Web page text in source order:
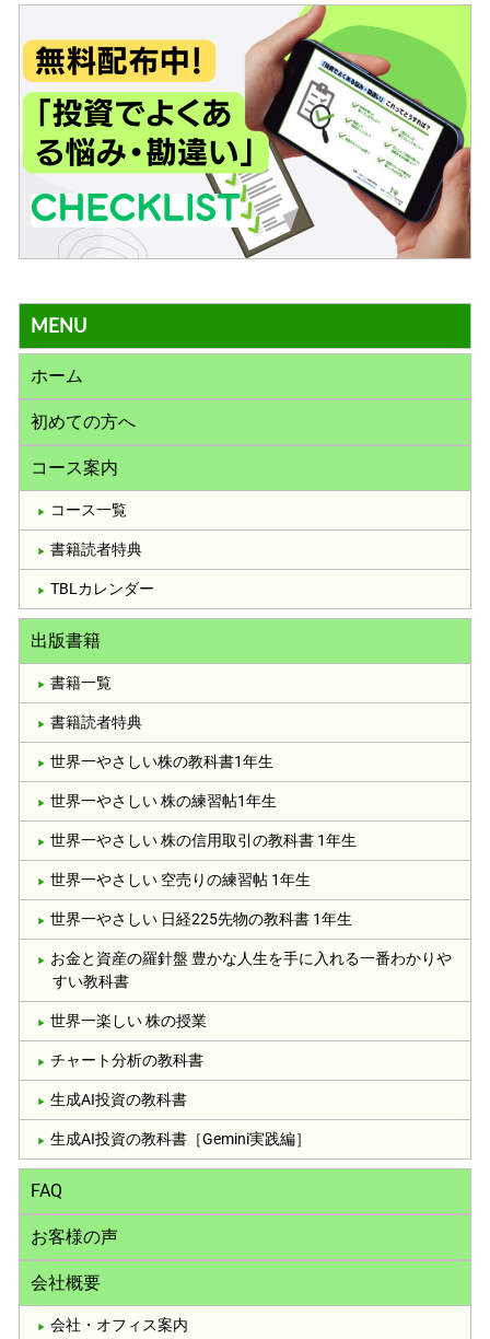
MENU
ホーム
初めての方へ
コース案内
コース一覧
書籍読者特典
TBLカレンダー
出版書籍
書籍一覧
書籍読者特典
世界一やさしい株の教科書1年生
世界一やさしい 株の練習帖1年生
世界一やさしい 株の信用取引の教科書 1年生
世界一やさしい 空売りの練習帖 1年生
世界一やさしい 日経225先物の教科書 1年生
お金と資産の羅針盤 豊かな人生を手に入れる一番わかりや
すい教科書
世界一楽しい 株の授業
チャート分析の教科書
生成AI投資の教科書
生成AI投資の教科書［Gemini実践編］
FAQ
お客様の声
会社概要
会社・オフィス案内